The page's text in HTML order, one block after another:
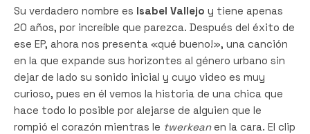
Su verdadero nombre es Isabel Vallejo y tiene apenas
20 años, por increíble que parezca. Después del éxito de
ese EP, ahora nos presenta «qué bueno!», una canción
en la que expande sus horizontes al género urbano sin
dejar de lado su sonido inicial y cuyo video es muy
curioso, pues en él vemos la historia de una chica que
hace todo lo posible por alejarse de alguien que le
rompió el corazón mientras le twerkeanen la cara. El clip